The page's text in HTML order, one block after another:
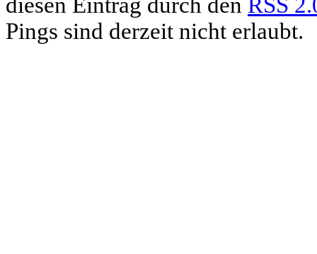
Pings sind derzeit nicht erlaubt.